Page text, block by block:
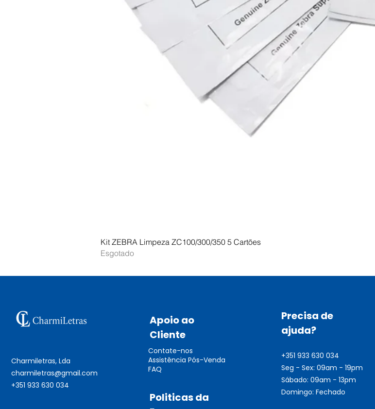
Kit ZEBRA Limpeza ZC100/300/350 5 Cartões
Esgotado
Charmiletras, Lda
charmiletras@gmail.com
+351 933 630 034
Apoio ao
Cliente
Contate-nos
Assistência Pós-Venda
FAQ
Politicas da
Precisa de
ajuda?
+351 933 630 034
Seg - Sex: 09am - 19pm
Sábado: 09am - 13pm
Domingo: Fechado